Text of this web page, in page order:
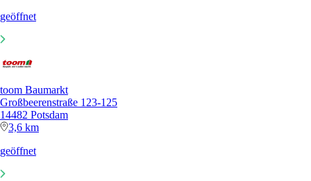
geöffnet
toom Baumarkt
Großbeerenstraße 123-125
14482 Potsdam
3,6 km
geöffnet